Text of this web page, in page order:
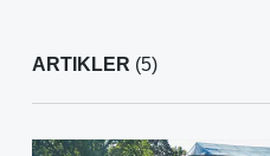
ARTIKLER (5)